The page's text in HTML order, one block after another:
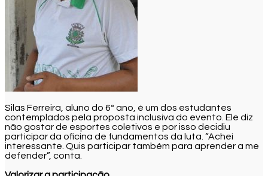
Silas Ferreira, aluno do 6º ano, é um dos estudantes
contemplados pela proposta inclusiva do evento. Ele diz
não gostar de esportes coletivos e por isso decidiu
participar da oficina de fundamentos da luta. “Achei
interessante. Quis participar também para aprender a me
defender”, conta.